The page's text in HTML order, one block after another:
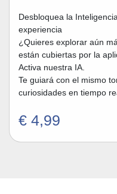
Desbloquea la
experiencia
¿Quieres explorar aún
están cubiertas por la
Activa nuestra IA.
Te guiará con el mismo
curiosidades en tiempo
€ 4,99